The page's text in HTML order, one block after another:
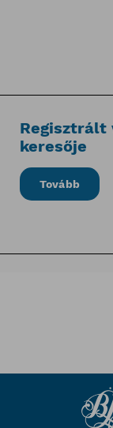
Regisztrált
keresője
Tovább